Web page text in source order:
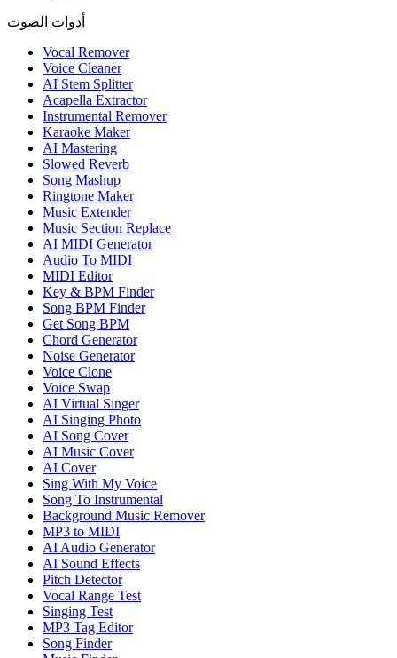
أدوات الصوت
Vocal Remover
Voice Cleaner
AI Stem Splitter
Acapella Extractor
Instrumental Remover
Karaoke Maker
AI Mastering
Slowed Reverb
Song Mashup
Ringtone Maker
Music Extender
Music Section Replace
AI MIDI Generator
Audio To MIDI
MIDI Editor
Key & BPM Finder
Song BPM Finder
Get Song BPM
Chord Generator
Noise Generator
Voice Clone
Voice Swap
AI Virtual Singer
AI Singing Photo
AI Song Cover
AI Music Cover
AI Cover
Sing With My Voice
Song To Instrumental
Background Music Remover
MP3 to MIDI
AI Audio Generator
AI Sound Effects
Pitch Detector
Vocal Range Test
Singing Test
MP3 Tag Editor
Song Finder